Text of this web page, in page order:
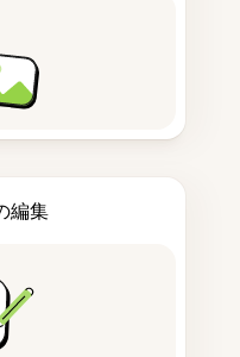
編集